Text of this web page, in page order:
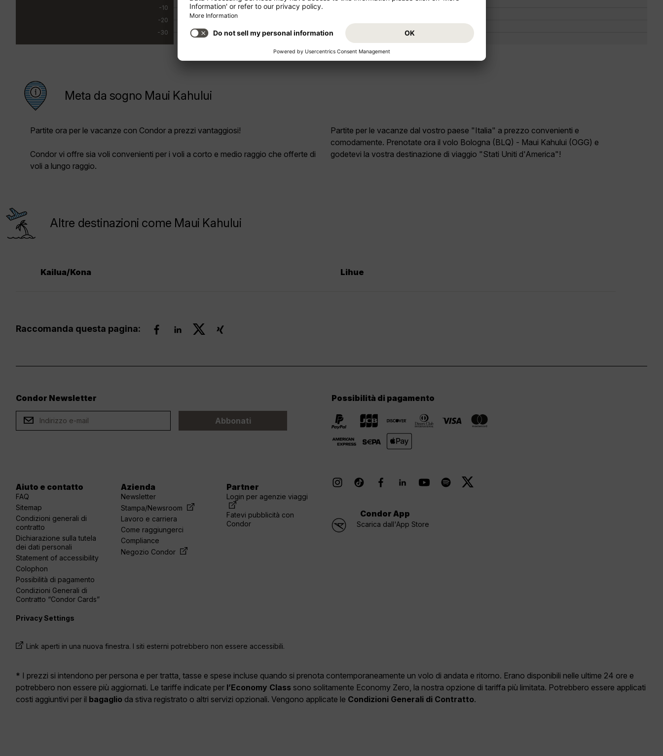
-10
-20
-30
Meta da sogno Maui Kahului
Partite ora per le vacanze con Condor a prezzi vantaggiosi!
Condor vi offre sia voli convenienti per i voli a corto e medio raggio che offerte di
voli a lungo raggio.
Partite per le vacanze dal vostro paese "Italia" a prezzo convenienti e
comodamente. Prenotate ora il volo Bologna (BLQ) - Maui Kahului (OGG) e
godetevi la vostra destinazione di viaggio "Stati Uniti d'America"!
Altre destinazioni come Maui Kahului
Kailua/Kona Lihue
Raccomanda questa pagina:
Condor Newsletter
Abbonati
Possibilità di pagamento
Aiuto e contatto
FAQ
Sitemap
Condizioni generali di
contratto
Dichiarazione sulla tutela
dei dati personali
Statement of accessibility
Colophon
Possibilità di pagamento
Condizioni Generali di
Contratto “Condor Cards”
Azienda
Newsletter
Stampa/Newsroom
Lavoro e carriera
Come raggiungerci
Compliance
Negozio Condor
Partner
Login per agenzie viaggi
Fatevi pubblicità con
Condor
Condor App
Scarica dall'App Store
Privacy Settings
Link aperti in una nuova finestra. I siti esterni potrebbero non essere accessibili.
* I prezzi si intendono per persona e per tratta, tasse e spese incluse quando si prenota contemporaneamente un volo di andata e ritorno. Erano disponibili nelle ultime 24 ore e
potrebbero non essere più aggiornati. Le tariffe indicate per l’Economy Class sono solitamente Economy Zero, la nostra opzione di tariffa più limitata. Potrebbero essere applicati
costi aggiuntivi per il bagaglio da stiva registrato o altri servizi opzionali. Vengono applicate le Condizioni Generali di Contratto.